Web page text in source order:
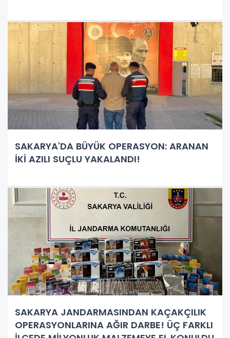
SAKARYA'DA BÜYÜK OPERASYON: ARANAN
İKİ AZILI SUÇLU YAKALANDI!
SAKARYA JANDARMASINDAN KAÇAKÇILIK
OPERASYONLARINA AĞIR DARBE! ÜÇ FARKLI